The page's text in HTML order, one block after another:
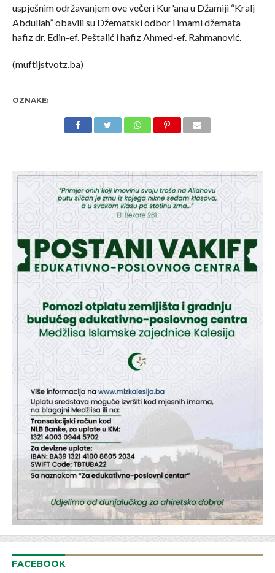
uspješnim održavanjem ove večeri Kur'ana u Džamiji “Kralj
Abdullah” obavili su Džematski odbor i imami džemata
hafiz dr. Edin-ef. Peštalić i hafiz Ahmed-ef. Rahmanović.
(muftijstvotz.ba)
OZNAKE:
FACEBOOK